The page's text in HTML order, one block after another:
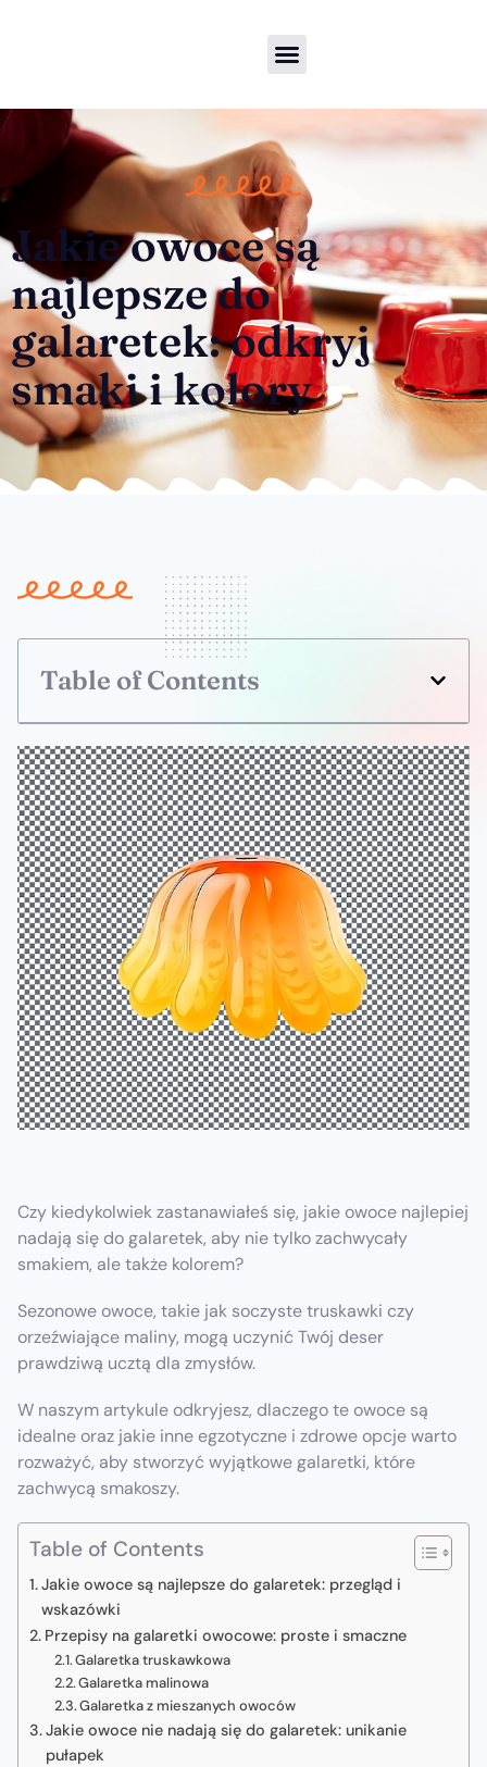
Jakie owoce są
najlepsze do
galaretek: odkryj
smaki i kolory
Table of Contents
Czy kiedykolwiek zastanawiałeś się, jakie owoce najlepiej
nadają się do galaretek, aby nie tylko zachwycały
smakiem, ale także kolorem?
Sezonowe owoce, takie jak soczyste truskawki czy
orzeźwiające maliny, mogą uczynić Twój deser
prawdziwą ucztą dla zmysłów.
W naszym artykule odkryjesz, dlaczego te owoce są
idealne oraz jakie inne egzotyczne i zdrowe opcje warto
rozważyć, aby stworzyć wyjątkowe galaretki, które
zachwycą smakoszy.
Table of Contents
Jakie owoce są najlepsze do galaretek: przegląd i
wskazówki
Przepisy na galaretki owocowe: proste i smaczne
Galaretka truskawkowa
Galaretka malinowa
Galaretka z mieszanych owoców
Jakie owoce nie nadają się do galaretek: unikanie
pułapek